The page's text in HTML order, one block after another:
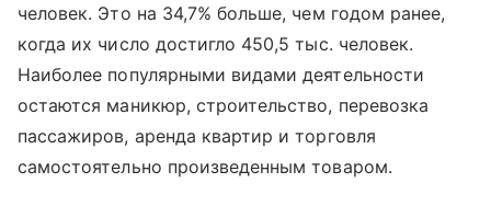
человек. Это на 34,7% больше, чем годом ранее,
когда их число достигло 450,5 тыс. человек.
Наиболее популярными видами деятельности
остаются маникюр, строительство, перевозка
пассажиров, аренда квартир и торговля
самостоятельно произведенным товаром.